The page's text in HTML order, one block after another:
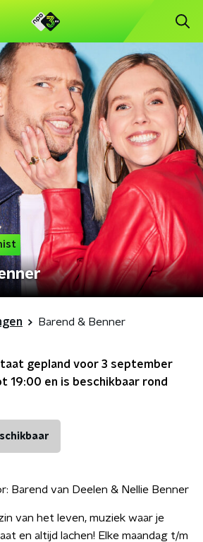
Barend & Benner
gepland voor 3 september
19:00 en is beschikbaar rond
Barend van Deelen & Nellie Benner
van het leven, muziek waar je
en altijd lachen! Elke maandag t/m